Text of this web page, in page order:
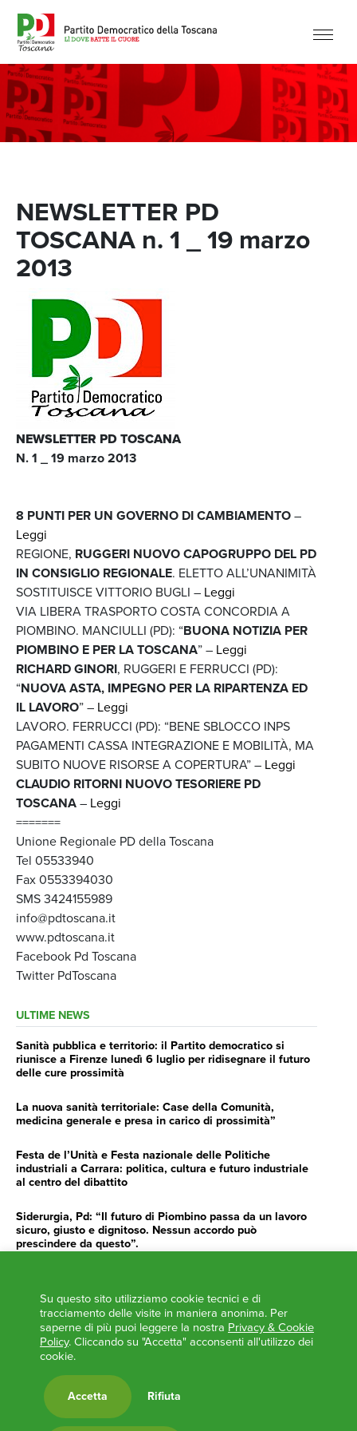
NEWSLETTER PD
TOSCANA n. 1 _ 19 marzo
2013
NEWSLETTER PD TOSCANA
N. 1 _ 19 marzo 2013
8 PUNTI PER UN GOVERNO DI CAMBIAMENTO–
Leggi
REGIONE, RUGGERI NUOVO CAPOGRUPPO DEL PD
IN CONSIGLIO REGIONALE. ELETTO ALL’UNANIMITÀ
SOSTITUISCE VITTORIO BUGLI – Leggi
VIA LIBERA TRASPORTO COSTA CONCORDIA A
PIOMBINO. MANCIULLI (PD): “BUONA NOTIZIA PER
PIOMBINO E PER LA TOSCANA” – Leggi
RICHARD GINORI, RUGGERI E FERRUCCI (PD):
“NUOVA ASTA, IMPEGNO PER LA RIPARTENZA ED
IL LAVORO” – Leggi
LAVORO. FERRUCCI (PD): “BENE SBLOCCO INPS
PAGAMENTI CASSA INTEGRAZIONE E MOBILITÀ, MA
SUBITO NUOVE RISORSE A COPERTURA” – Leggi
CLAUDIO RITORNI NUOVO TESORIERE PD
TOSCANA– Leggi
=======
Unione Regionale PD della Toscana
Tel 05533940
Fax 0553394030
SMS 3424155989
info@pdtoscana.it
www.pdtoscana.it
Facebook Pd Toscana
Twitter PdToscana
ULTIME NEWS
Sanità pubblica e territorio: il Partito democratico si
riunisce a Firenze lunedì 6 luglio per ridisegnare il futuro
delle cure prossimità
La nuova sanità territoriale: Case della Comunità,
medicina generale e presa in carico di prossimità”
Festa de l’Unità e Festa nazionale delle Politiche
industriali a Carrara: politica, cultura e futuro industriale
al centro del dibattito
Siderurgia, Pd: “Il futuro di Piombino passa da un lavoro
sicuro, giusto e dignitoso. Nessun accordo può
prescindere da questo”.
impegno e determinazione delle istituzioni”
AGENDA
‘ANCORA UNA VOLTA LA TOSCANA TRACCIA LA
L’ITALIA BOCCIATA DALL’UE
Feste Unità in Toscana 2024
Su questo sito utilizziamo cookie tecnici e di
tracciamento delle visite in maniera anonima. Per
saperne di più puoi leggere la nostra Privacy & Cookie
Policy. Cliccando su "Accetta" acconsenti all'utilizzo dei
cookie.
Accetta Rifiuta